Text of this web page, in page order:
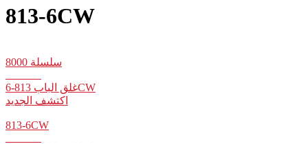
813-6CW
سلسلة 8000
غلق الباب 813-6CW
اكتشف الجديد
813-6CW